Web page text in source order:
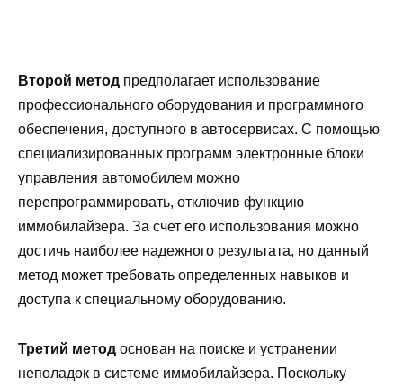
Второй метод предполагает использование
профессионального оборудования и программного
обеспечения, доступного в автосервисах. С помощью
специализированных программ электронные блоки
управления автомобилем можно
перепрограммировать, отключив функцию
иммобилайзера. За счет его использования можно
достичь наиболее надежного результата, но данный
метод может требовать определенных навыков и
доступа к специальному оборудованию.
Третий метод основан на поиске и устранении
неполадок в системе иммобилайзера. Поскольку